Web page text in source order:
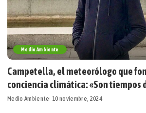
Medio Ambiente
Campetella, el meteorólogo que
conciencia climática: «Son tiempos
Medio Ambiente 10 noviembre, 2024